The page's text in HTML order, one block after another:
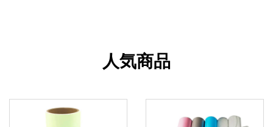
人気商品